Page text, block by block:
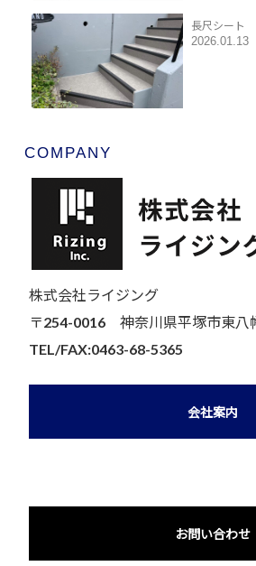
長尺シート
2026.01.13
COMPANY
株式会社ライジング
〒254-0016 神奈川県平塚市東八
TEL/FAX:0463-68-5365
会社案内
お問い合わせ